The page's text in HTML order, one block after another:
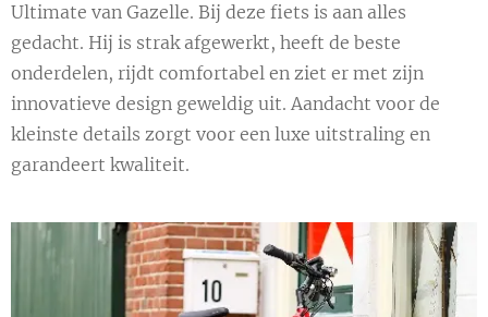
Ultimate van Gazelle. Bij deze fiets is aan alles
gedacht. Hij is strak afgewerkt, heeft de beste
onderdelen, rijdt comfortabel en ziet er met zijn
innovatieve design geweldig uit. Aandacht voor de
kleinste details zorgt voor een luxe uitstraling en
garandeert kwaliteit.